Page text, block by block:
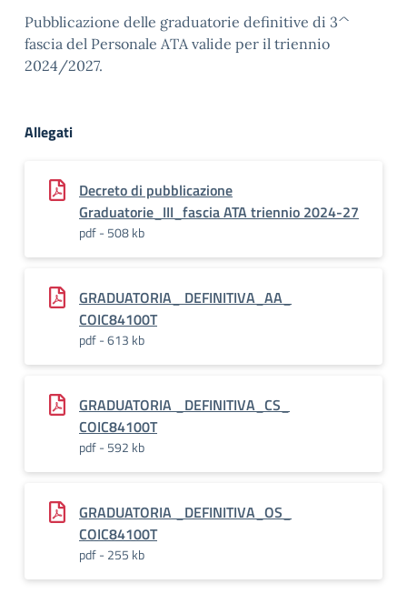
Pubblicazione delle graduatorie definitive di 3^
fascia del Personale ATA valide per il triennio
2024/2027.
Allegati
Decreto di pubblicazione
Graduatorie_III_fascia ATA triennio 2024-27
pdf - 508 kb
GRADUATORIA_ DEFINITIVA_AA_
COIC84100T
pdf - 613 kb
GRADUATORIA _DEFINITIVA_CS_
COIC84100T
pdf - 592 kb
GRADUATORIA _DEFINITIVA_OS_
COIC84100T
pdf - 255 kb